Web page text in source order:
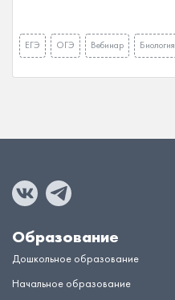
ЕГЭ ОГЭ Вебинар Биология
Образование
Дошкольное образование
Начальное образование